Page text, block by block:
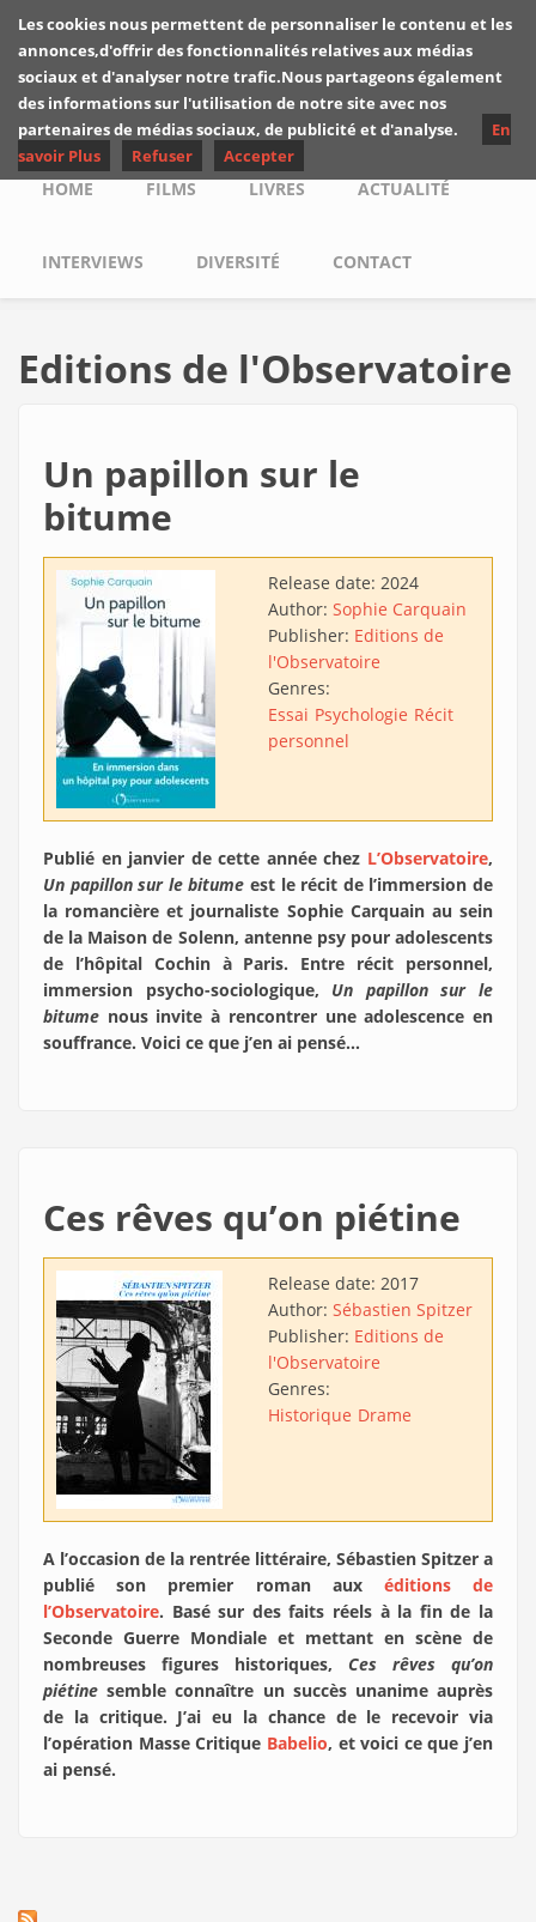
Skip to main content
Les critiques de
Yuyine
Main menu
HOME FILMS LIVRES ACTUALITÉ
INTERVIEWS DIVERSITÉ CONTACT
Editions de l'Observatoire
Un papillon sur le
bitume
Release date: 2024
Author: Sophie Carquain
Publisher: Editions de
l'Observatoire
Genres:
Essai Psychologie Récit
personnel
Publié en janvier de cette année chez L’Observatoire,
Un papillon sur le bitume est le récit de l’immersion de
la romancière et journaliste Sophie Carquain au sein
de la Maison de Solenn, antenne psy pour adolescents
de l’hôpital Cochin à Paris. Entre récit personnel,
immersion psycho-sociologique, Un papillon sur le
bitume nous invite à rencontrer une adolescence en
souffrance. Voici ce que j’en ai pensé…
Ces rêves qu’on piétine
Release date: 2017
Author: Sébastien Spitzer
Publisher: Editions de
l'Observatoire
Genres:
Historique Drame
A l’occasion de la rentrée littéraire, Sébastien Spitzer a
publié son premier roman aux éditions de
l’Observatoire. Basé sur des faits réels à la fin de la
Seconde Guerre Mondiale et mettant en scène de
nombreuses figures historiques, Ces rêves qu’on
piétine semble connaître un succès unanime auprès
de la critique. J’ai eu la chance de le recevoir via
l’opération Masse Critique Babelio, et voici ce que j’en
ai pensé.
Les cookies nous permettent de personnaliser le contenu et les
annonces,d'offrir des fonctionnalités relatives aux médias
sociaux et d'analyser notre trafic.Nous partageons également
des informations sur l'utilisation de notre site avec nos
partenaires de médias sociaux, de publicité et d'analyse.
En
savoir Plus
Refuser Accepter